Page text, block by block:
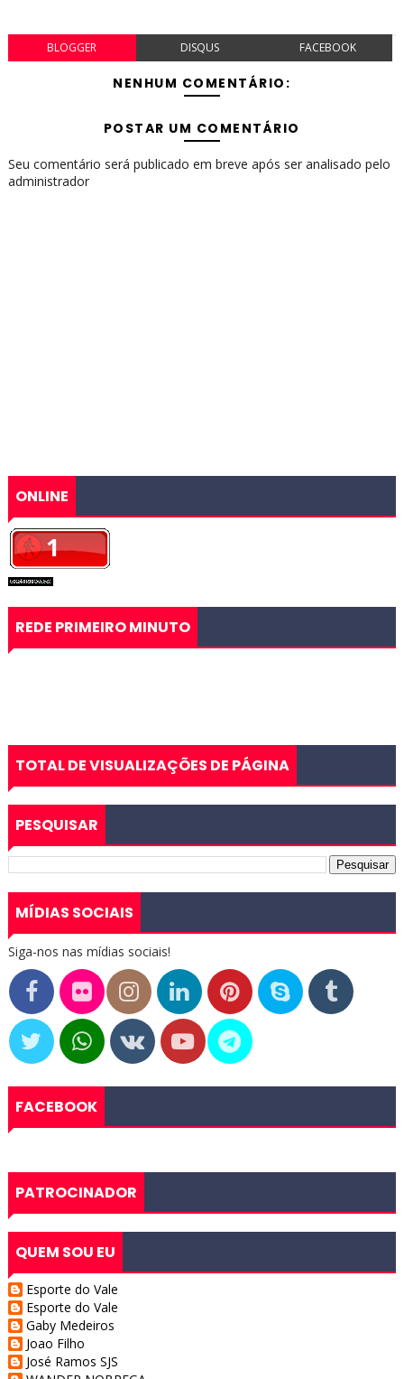
BLOGGER DISQUS FACEBOOK
NENHUM COMENTÁRIO:
POSTAR UM COMENTÁRIO
Seu comentário será publicado em breve após ser analisado pelo
administrador
ONLINE
REDE PRIMEIRO MINUTO
TOTAL DE VISUALIZAÇÕES DE PÁGINA
PESQUISAR
MÍDIAS SOCIAIS
Siga-nos nas mídias sociais!
FACEBOOK
PATROCINADOR
QUEM SOU EU
Esporte do Vale
Esporte do Vale
Gaby Medeiros
Joao Filho
José Ramos SJS